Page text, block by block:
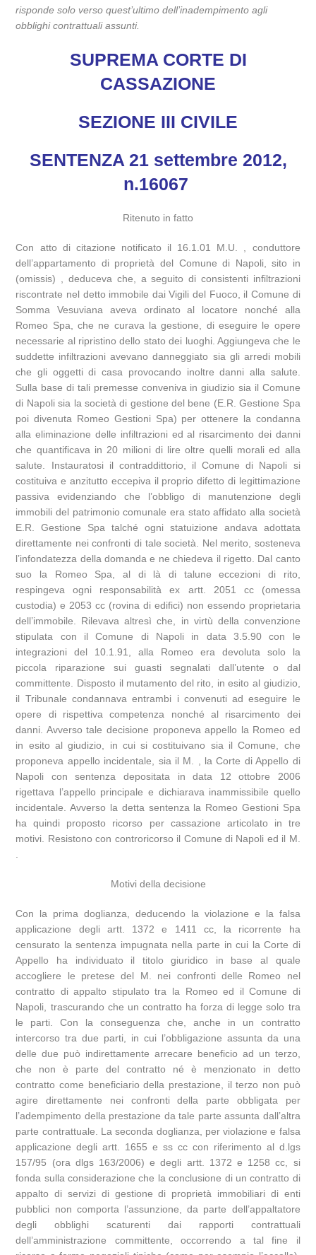
risponde solo verso quest’ultimo dell’inadempimento agli
obblighi contrattuali assunti.
SUPREMA CORTE DI
CASSAZIONE
SEZIONE III CIVILE
SENTENZA 21 settembre 2012,
n.16067
Ritenuto in fatto
Con atto di citazione notificato il 16.1.01 M.U. , conduttore
dell’appartamento di proprietà del Comune di Napoli, sito in
(omissis) , deduceva che, a seguito di consistenti infiltrazioni
riscontrate nel detto immobile dai Vigili del Fuoco, il Comune di
Somma Vesuviana aveva ordinato al locatore nonché alla
Romeo Spa, che ne curava la gestione, di eseguire le opere
necessarie al ripristino dello stato dei luoghi. Aggiungeva che le
suddette infiltrazioni avevano danneggiato sia gli arredi mobili
che gli oggetti di casa provocando inoltre danni alla salute.
Sulla base di tali premesse conveniva in giudizio sia il Comune
di Napoli sia la società di gestione del bene (E.R. Gestione Spa
poi divenuta Romeo Gestioni Spa) per ottenere la condanna
alla eliminazione delle infiltrazioni ed al risarcimento dei danni
che quantificava in 20 milioni di lire oltre quelli morali ed alla
salute. Instauratosi il contraddittorio, il Comune di Napoli si
costituiva e anzitutto eccepiva il proprio difetto di legittimazione
passiva evidenziando che l’obbligo di manutenzione degli
immobili del patrimonio comunale era stato affidato alla società
E.R. Gestione Spa talché ogni statuizione andava adottata
direttamente nei confronti di tale società. Nel merito, sosteneva
l’infondatezza della domanda e ne chiedeva il rigetto. Dal canto
suo la Romeo Spa, al di là di talune eccezioni di rito,
respingeva ogni responsabilità ex artt. 2051 cc (omessa
custodia) e 2053 cc (rovina di edifici) non essendo proprietaria
dell’immobile. Rilevava altresì che, in virtù della convenzione
stipulata con il Comune di Napoli in data 3.5.90 con le
integrazioni del 10.1.91, alla Romeo era devoluta solo la
piccola riparazione sui guasti segnalati dall’utente o dal
committente. Disposto il mutamento del rito, in esito al giudizio,
il Tribunale condannava entrambi i convenuti ad eseguire le
opere di rispettiva competenza nonché al risarcimento dei
danni. Avverso tale decisione proponeva appello la Romeo ed
in esito al giudizio, in cui si costituivano sia il Comune, che
proponeva appello incidentale, sia il M. , la Corte di Appello di
Napoli con sentenza depositata in data 12 ottobre 2006
rigettava l’appello principale e dichiarava inammissibile quello
incidentale. Avverso la detta sentenza la Romeo Gestioni Spa
ha quindi proposto ricorso per cassazione articolato in tre
motivi. Resistono con controricorso il Comune di Napoli ed il M.
Motivi della decisione
Con la prima doglianza, deducendo la violazione e la falsa
applicazione degli artt. 1372 e 1411 cc, la ricorrente ha
censurato la sentenza impugnata nella parte in cui la Corte di
Appello ha individuato il titolo giuridico in base al quale
accogliere le pretese del M. nei confronti delle Romeo nel
contratto di appalto stipulato tra la Romeo ed il Comune di
Napoli, trascurando che un contratto ha forza di legge solo tra
le parti. Con la conseguenza che, anche in un contratto
intercorso tra due parti, in cui l’obbligazione assunta da una
delle due può indirettamente arrecare beneficio ad un terzo,
che non è parte del contratto né è menzionato in detto
contratto come beneficiario della prestazione, il terzo non può
agire direttamente nei confronti della parte obbligata per
l’adempimento della prestazione da tale parte assunta dall’altra
parte contrattuale. La seconda doglianza, per violazione e falsa
applicazione degli artt. 1655 e ss cc con riferimento al d.lgs
157/95 (ora dlgs 163/2006) e degli artt. 1372 e 1258 cc, si
fonda sulla considerazione che la conclusione di un contratto di
appalto di servizi di gestione di proprietà immobiliari di enti
pubblici non comporta l’assunzione, da parte dell’appaltatore
degli obblighi scaturenti dai rapporti contrattuali
dell’amministrazione committente, occorrendo a tal fine il